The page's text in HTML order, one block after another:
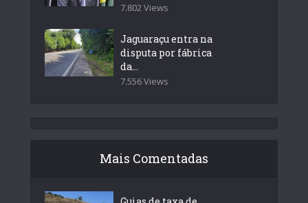
7.802 Views
Jaguaraçu entra na
disputa por fábrica
da...
7.556 Views
Mais Comentadas